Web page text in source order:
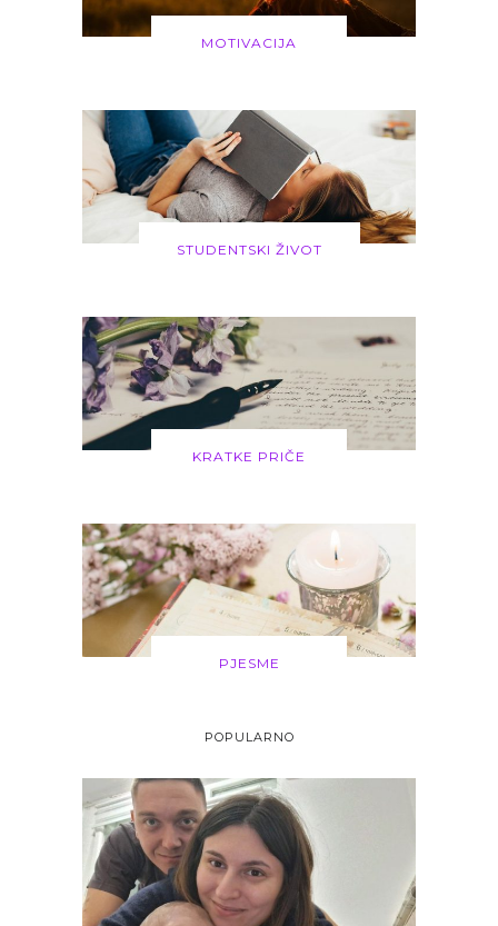
MOTIVACIJA
STUDENTSKI ŽIVOT
KRATKE PRIČE
PJESME
POPULARNO